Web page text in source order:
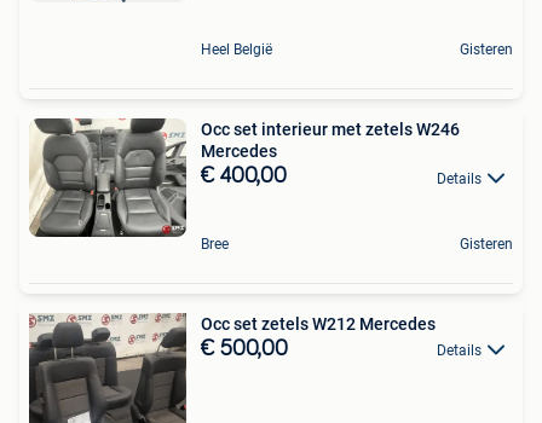
Heel België Gisteren
Occ set interieur met zetels W246
Mercedes
€ 400,00 Details
Bree Gisteren
Occ set zetels W212 Mercedes
€ 500,00 Details